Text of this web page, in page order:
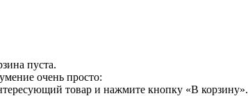
пуста.
очень просто:
товар и нажмите кнопку «В корзину».